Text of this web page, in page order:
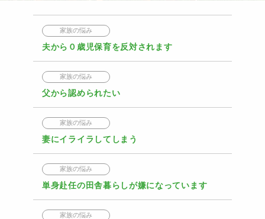
家族の悩み
夫から０歳児保育を反対されます
家族の悩み
父から認められたい
家族の悩み
妻にイライラしてしまう
家族の悩み
単身赴任の田舎暮らしが嫌になっています
家族の悩み